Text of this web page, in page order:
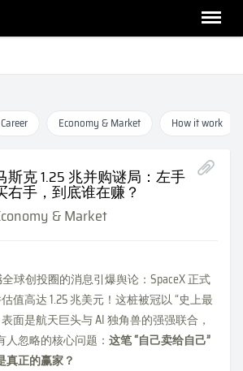
Career Economy & Market How it work
斯克 1.25 兆并购谜局：左手
右手，到底谁在赚？
& Market
球创投圈的消息引爆舆论：SpaceX 正式
值高达 1.25 兆美元！这桩被冠以 “史上最
面是航天巨头与 AI 独角兽的强强联合，
忽略的核心问题： 这笔 “自己卖给自己”
真正的赢家？